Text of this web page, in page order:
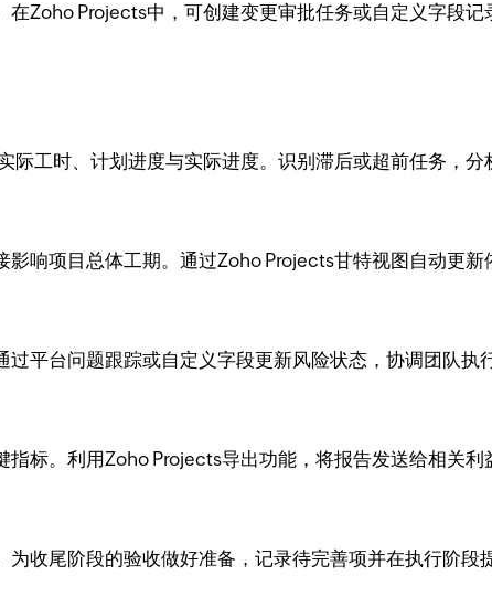
Zoho Projects中，可创建变更审批任务或自定义字段记
工时、计划进度与实际进度。识别滞后或超前任务，分
响项目总体工期。通过Zoho Projects甘特视图自动更新
平台问题跟踪或自定义字段更新风险状态，协调团队执
标。利用Zoho Projects导出功能，将报告发送给相关利
收尾阶段的验收做好准备，记录待完善项并在执行阶段